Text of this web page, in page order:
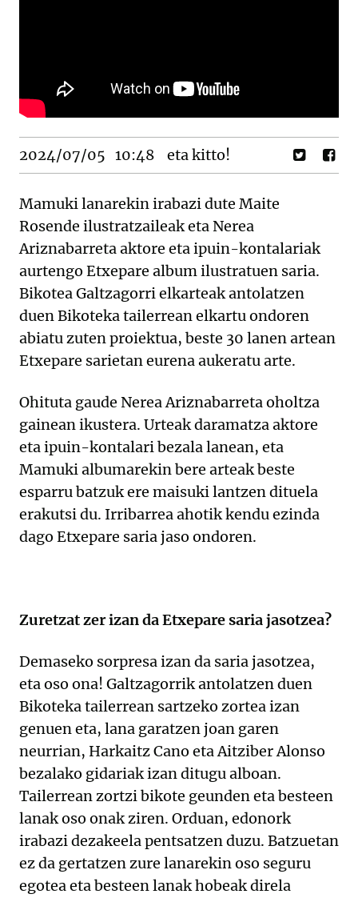
2024/07/05 10:48 eta kitto!
Mamuki lanarekin irabazi dute Maite
Rosende ilustratzaileak eta Nerea
Ariznabarreta aktore eta ipuin-kontalariak
aurtengo Etxepare album ilustratuen saria.
Bikotea Galtzagorri elkarteak antolatzen
duen Bikoteka tailerrean elkartu ondoren
abiatu zuten proiektua, beste 30 lanen artean
Etxepare sarietan eurena aukeratu arte.
Ohituta gaude Nerea Ariznabarreta oholtza
gainean ikustera. Urteak daramatza aktore
eta ipuin-kontalari bezala lanean, eta
Mamuki albumarekin bere arteak beste
esparru batzuk ere maisuki lantzen dituela
erakutsi du. Irribarrea ahotik kendu ezinda
dago Etxepare saria jaso ondoren.
Zuretzat zer izan da Etxepare saria jasotzea?
Demaseko sorpresa izan da saria jasotzea,
eta oso ona! Galtzagorrik antolatzen duen
Bikoteka tailerrean sartzeko zortea izan
genuen eta, lana garatzen joan garen
neurrian, Harkaitz Cano eta Aitziber Alonso
bezalako gidariak izan ditugu alboan.
Tailerrean zortzi bikote geunden eta besteen
lanak oso onak ziren. Orduan, edonork
irabazi dezakeela pentsatzen duzu. Batzuetan
ez da gertatzen zure lanarekin oso seguru
egotea eta besteen lanak hobeak direla